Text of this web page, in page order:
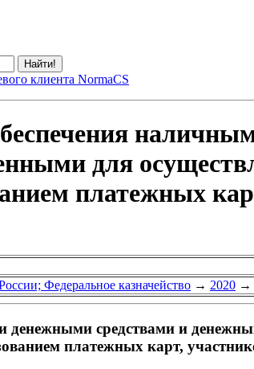
клиента NormaCS
для
платежных
Федеральное казначейство → 2020 →
средствами и
платежных карт,